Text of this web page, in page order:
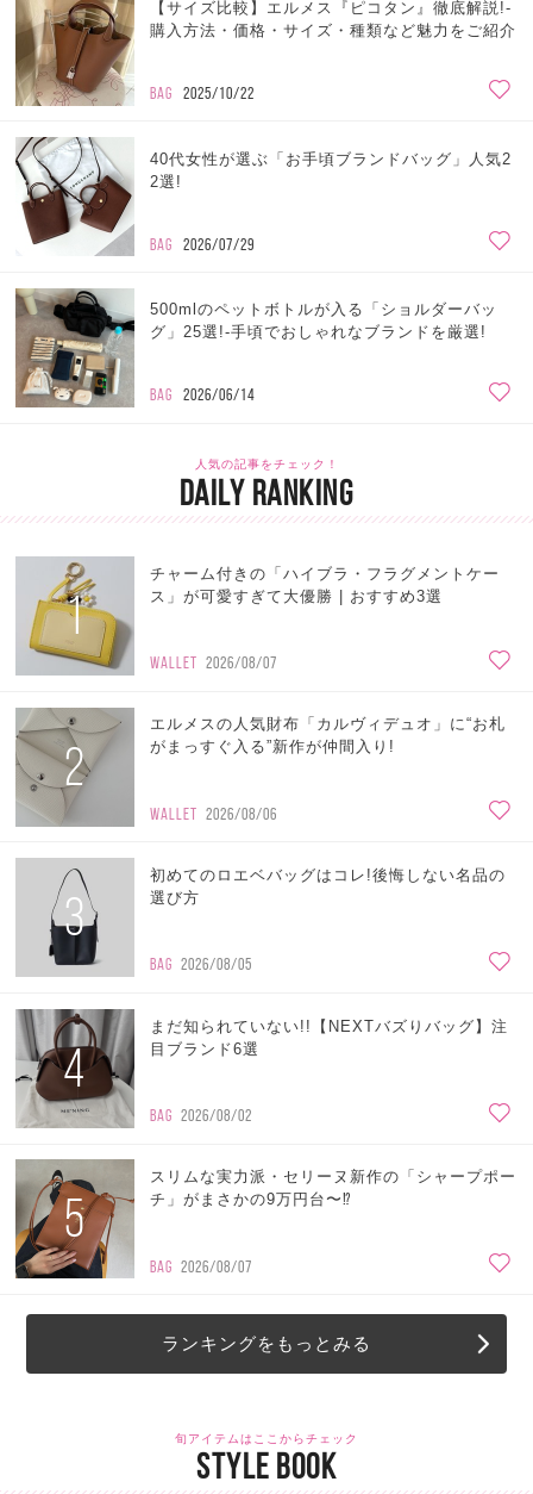
【サイズ比較】エルメス『ピコタン』徹底解説!-
購入方法・価格・サイズ・種類など魅力をご紹介
BAG 2025/10/22
40代女性が選ぶ「お手頃ブランドバッグ」人気2
2選!
BAG 2026/07/29
500mlのペットボトルが入る「ショルダーバッ
グ」25選!-手頃でおしゃれなブランドを厳選!
BAG 2026/06/14
人気の記事をチェック！
DAILY RANKING
1
チャーム付きの「ハイブラ・フラグメントケー
ス」が可愛すぎて大優勝 | おすすめ3選
WALLET 2026/08/07
2
エルメスの人気財布「カルヴィデュオ」に“お札
がまっすぐ入る”新作が仲間入り!
WALLET 2026/08/06
3
初めてのロエベバッグはコレ!後悔しない名品の
選び方
BAG 2026/08/05
4
まだ知られていない!!【NEXTバズりバッグ】注
目ブランド6選
BAG 2026/08/02
5
スリムな実力派・セリーヌ新作の「シャープポー
チ」がまさかの9万円台〜⁉
BAG 2026/08/07
ランキングをもっとみる
旬アイテムはここからチェック
STYLE BOOK